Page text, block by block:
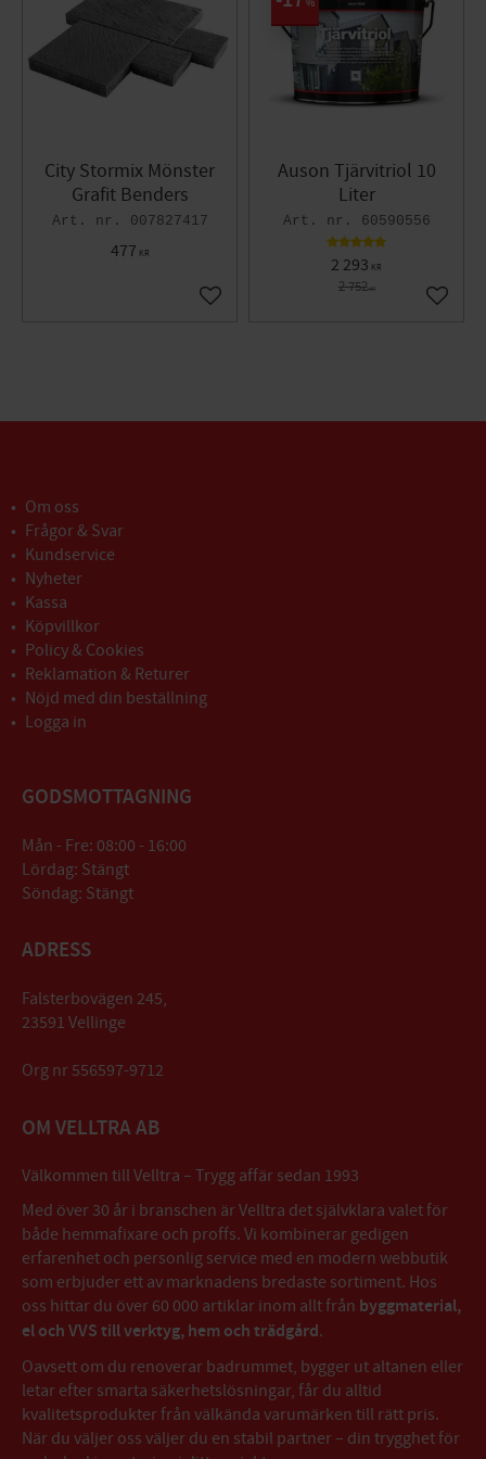
City Stormix Mönster
Grafit Benders
007827417
477 KR
Lägg till i favoriter
Auson Tjärvitriol 10
Liter
60590556
2 293 KR
2 752KR
%
Lägg
Om oss
Frågor & Svar
Kundservice
Nyheter
Kassa
Köpvillkor
Policy & Cookies
Reklamation & Returer
Nöjd med din beställning
Logga in
GODSMOTTAGNING
Mån - Fre: 08:00 - 16:00
Lördag: Stängt
Söndag: Stängt
ADRESS
Falsterbovägen 245,
23591 Vellinge
Org nr 556597-9712
OM VELLTRA AB
Välkommen till Velltra – Trygg affär sedan 1993
Med över 30 år i branschen är Velltra det självklara valet för
både hemmafixare och proffs. Vi kombinerar gedigen
erfarenhet och personlig service med en modern webbutik
som erbjuder ett av marknadens bredaste sortiment. Hos
oss hittar du över 60 000 artiklar inom allt från byggmaterial,
el och VVS till verktyg, hem och trädgård.
Oavsett om du renoverar badrummet, bygger ut altanen eller
letar efter smarta säkerhetslösningar, får du alltid
kvalitetsprodukter från välkända varumärken till rätt pris.
När du väljer oss väljer du en stabil partner – din trygghet för